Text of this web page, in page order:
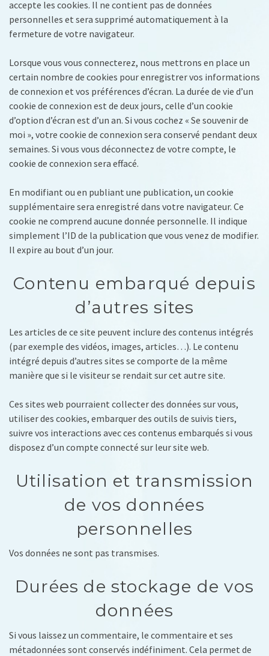
accepte les cookies. Il ne contient pas de données
personnelles et sera supprimé automatiquement à la
fermeture de votre navigateur.
Lorsque vous vous connecterez, nous mettrons en place un
certain nombre de cookies pour enregistrer vos informations
de connexion et vos préférences d’écran. La durée de vie d’un
cookie de connexion est de deux jours, celle d’un cookie
d’option d’écran est d’un an. Si vous cochez « Se souvenir de
moi », votre cookie de connexion sera conservé pendant deux
semaines. Si vous vous déconnectez de votre compte, le
cookie de connexion sera effacé.
En modifiant ou en publiant une publication, un cookie
supplémentaire sera enregistré dans votre navigateur. Ce
cookie ne comprend aucune donnée personnelle. Il indique
simplement l’ID de la publication que vous venez de modifier.
Il expire au bout d’un jour.
Contenu embarqué depuis
d’autres sites
Les articles de ce site peuvent inclure des contenus intégrés
(par exemple des vidéos, images, articles…). Le contenu
intégré depuis d’autres sites se comporte de la même
manière que si le visiteur se rendait sur cet autre site.
Ces sites web pourraient collecter des données sur vous,
utiliser des cookies, embarquer des outils de suivis tiers,
suivre vos interactions avec ces contenus embarqués si vous
disposez d’un compte connecté sur leur site web.
Utilisation et transmission
de vos données
personnelles
Vos données ne sont pas transmises.
Durées de stockage de vos
données
Si vous laissez un commentaire, le commentaire et ses
métadonnées sont conservés indéfiniment. Cela permet de